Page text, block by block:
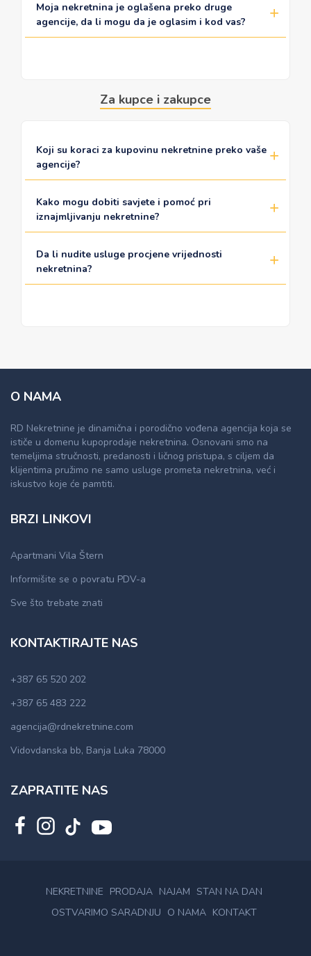
Moja nekretnina je oglašena preko druge
agencije, da li mogu da je oglasim i kod vas?
Za kupce i zakupce
Koji su koraci za kupovinu nekretnine preko vaše
agencije?
Kako mogu dobiti savjete i pomoć pri
iznajmljivanju nekretnine?
Da li nudite usluge procjene vrijednosti
nekretnina?
O NAMA
RD Nekretnine je dinamična i porodično vođena agencija koja se
ističe u domenu kupoprodaje nekretnina. Osnovani smo na
temeljima stručnosti, predanosti i ličnog pristupa, s ciljem da
klijentima pružimo ne samo usluge prometa nekretnina, već i
iskustvo koje će pamtiti.
BRZI LINKOVI
Apartmani Vila Štern
Informišite se o povratu PDV-a
Sve što trebate znati
KONTAKTIRAJTE NAS
+387 65 520 202
+387 65 483 222
agencija@rdnekretnine.com
Vidovdanska bb, Banja Luka 78000
ZAPRATITE NAS
NEKRETNINE PRODAJA NAJAM STAN NA DAN
OSTVARIMO SARADNJU O NAMA KONTAKT